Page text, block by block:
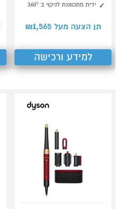
ידית מתכווננת לניקוי ב 360°
תן הצעה מעל ₪ 1,565
למידע ורכישה